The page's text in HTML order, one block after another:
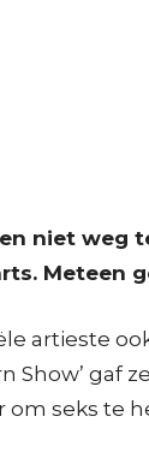
niet weg
Meteen
artieste
Show’ gaf
om seks te